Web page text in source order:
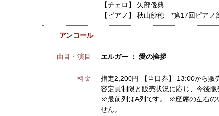
【チェロ】 矢部優典
【ピアノ】秋山紗穂 *第17回ピアノ
アンコール
曲目・演目 エルガー ： 愛の挨拶
料金
指定2,200円 【当日券】 13:00から
容定員制限と販売状況に応じ、今後
※最前列はA列です。 ※座席の左右の
せん。